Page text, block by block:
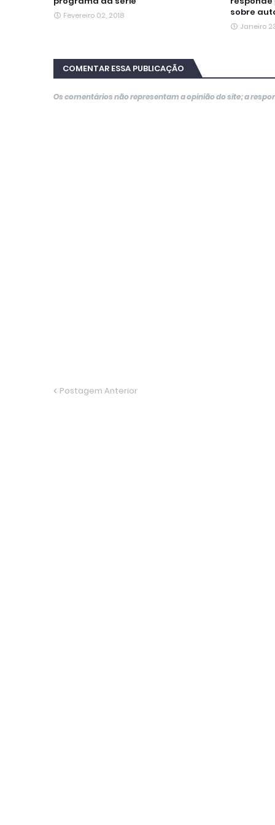
Fevereiro 02, 2018
sobre
Janeiro
COMENTAR ESSA PUBLICAÇÃO
Os comentários não representam a opinião do site; a
Postagem Anterior